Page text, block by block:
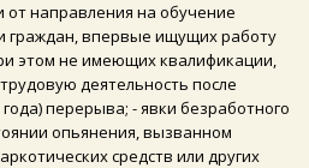
направления на обучение
граждан, впервые ищущих работу
этом не имеющих квалификации,
деятельность после
перерыва; - явки безработного
опьянения, вызванном
средств или других